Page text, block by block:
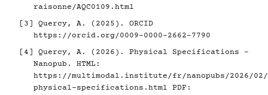
raisonne/AQC0109.html
[3]
Quercy, A. (2025). ORCID
https://orcid.org/0009-0000-2662-7790
[4]
Quercy, A. (2026). Physical Specifications -
Nanopub. HTML:
https://multimodal.institute/fr/nanopubs/2026/02/
physical-specifications.html PDF: